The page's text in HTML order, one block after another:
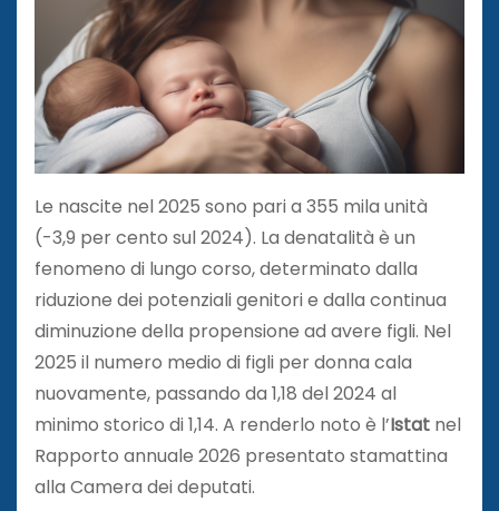
Le nascite nel 2025 sono pari a 355 mila unità
(-3,9 per cento sul 2024). La denatalità è un
fenomeno di lungo corso, determinato dalla
riduzione dei potenziali genitori e dalla continua
diminuzione della propensione ad avere figli. Nel
2025 il numero medio di figli per donna cala
nuovamente, passando da 1,18 del 2024 al
minimo storico di 1,14. A renderlo noto è l’Istat nel
Rapporto annuale 2026 presentato stamattina
alla Camera dei deputati.